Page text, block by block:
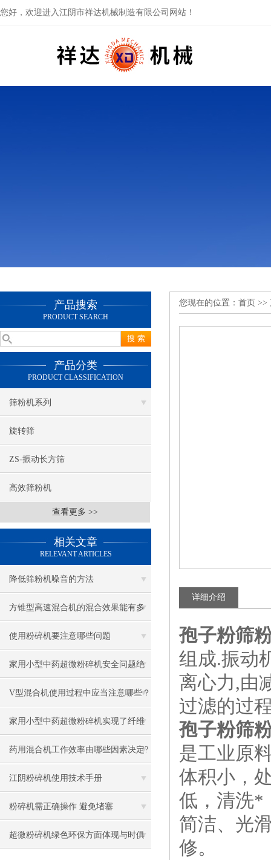
您好，欢迎进入江阴市祥达机械制造有限公司网站！
产品搜索
PRODUCT SEARCH
产品分类
PRODUCT CLASSIFICATION
筛粉机系列
旋转筛
ZS-振动长方筛
高效筛粉机
查看更多 >>
相关文章
RELEVANT ARTICLES
降低筛粉机噪音的方法
方锥型高速混合机的混合效果能有多
理想？
使用粉碎机要注意哪些问题
家用小型中药超微粉碎机安全问题绝
不能忽视
V型混合机使用过程中应当注意哪些？
祥达为您提供以下几点
家用小型中药超微粉碎机实现了纤维
材料的超细粉碎
药用混合机工作效率由哪些因素决定?
江阴粉碎机使用技术手册
粉碎机需正确操作 避免堵塞
超微粉碎机绿色环保方面体现与时俱
您现在的位置： 首页 >>
详细介绍
孢子粉筛
组成.振动
离心力,由
过滤的过
孢子粉筛
是工业原
体积小，
低，清洗*
简洁、光
修。